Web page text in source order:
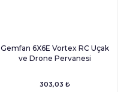
Gemfan 6X6E Vortex RC Uçak
ve Drone Pervanesi
303,03 ₺